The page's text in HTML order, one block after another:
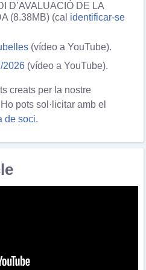
D’AVALUACIÓ DE LA
(8.38MB) (cal identificar-se
(vídeo a YouTube).
2026 (vídeo a YouTube).
creats per la nostre
pots sol·licitar amb el
de soci.